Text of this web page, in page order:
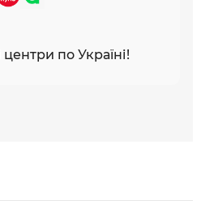
центри по Україні!